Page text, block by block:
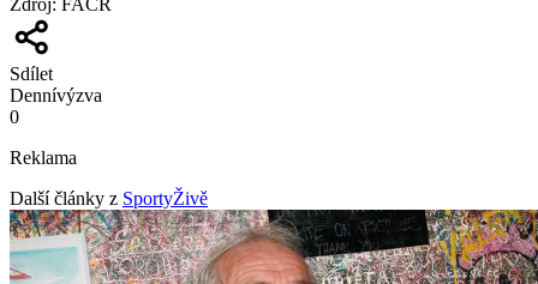
Zdroj: FAČR
Sdílet
Dennívýzva
0
Reklama
Další články z SportyŽivě